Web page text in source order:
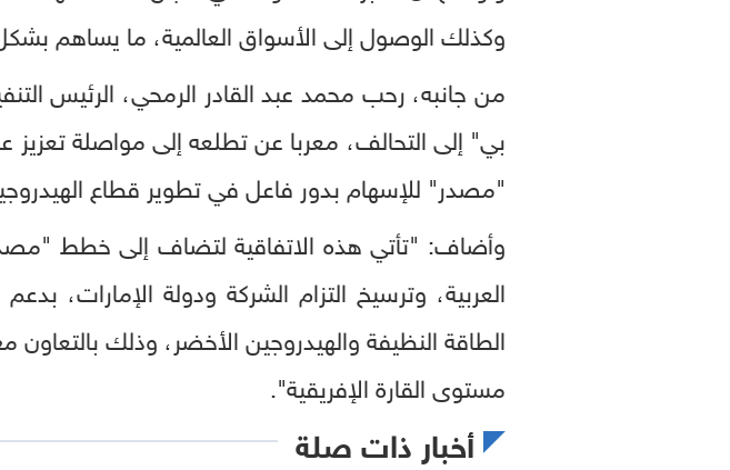
وكذلك الوصول إلى الأسواق العالمية، ما
من جانبه، رحب محمد عبد القادر الرمحي، الرئيس
بي" إلى التحالف، معربا عن تطلعه إلى مواصلة
"مصدر" للإسهام بدور فاعل في تطوير قطاع
وأضاف: "تأتي هذه الاتفاقية لتضاف إلى خطط
العربية، وترسيخ التزام الشركة ودولة
الطاقة النظيفة والهيدروجين الأخضر، وذلك
مستوى القارة الإفريقية".
أخبار ذات صلة